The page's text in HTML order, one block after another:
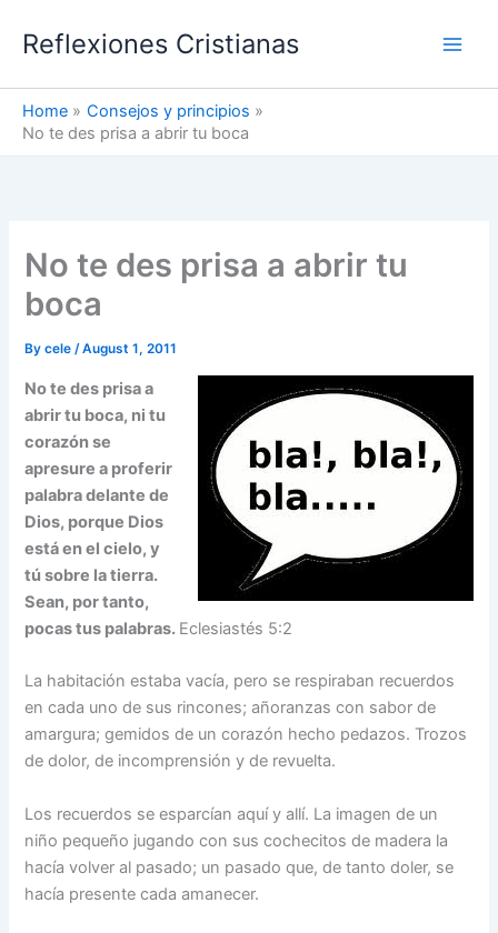
Reflexiones Cristianas
Home
Consejos y principios
No te des prisa a abrir tu boca
No te des prisa a abrir tu
boca
Bycele/August 1, 2011
No te des prisa a
abrir tu boca, ni tu
corazón se
apresure a proferir
palabra delante de
Dios, porque Dios
está en el cielo, y
tú sobre la tierra.
Sean, por tanto,
pocas tus palabras. Eclesiastés 5:2
La habitación estaba vacía, pero se respiraban recuerdos
en cada uno de sus rincones; añoranzas con sabor de
amargura; gemidos de un corazón hecho pedazos. Trozos
de dolor, de incomprensión y de revuelta.
Los recuerdos se esparcían aquí y allí. La imagen de un
niño pequeño jugando con sus cochecitos de madera la
hacía volver al pasado; un pasado que, de tanto doler, se
hacía presente cada amanecer.